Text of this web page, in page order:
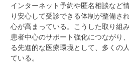
インターネット予約や匿名相談など
り安心して受診できる体制が整備さ
心が高まっている。こうした取り組
患者中心のサポート強化につながり
る先進的な医療環境として、多くの
ている。